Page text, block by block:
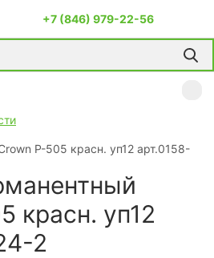
+7 (846) 979-22-56
P-505 красн. уп12 арт.0158-
красн. уп12
2